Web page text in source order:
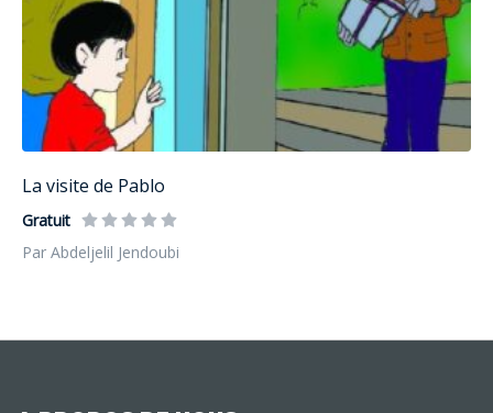
La visite de Pablo
Gratuit
Par Abdeljelil Jendoubi